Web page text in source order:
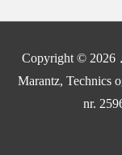
Copyright © 2026
Marantz, Technics
nr.